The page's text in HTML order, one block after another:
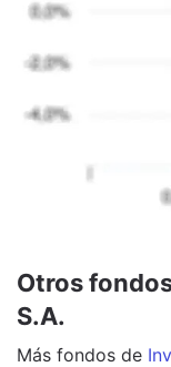
Otros
S.A.
Más fondos de